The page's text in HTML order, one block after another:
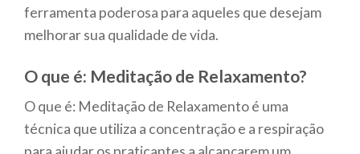
ferramenta poderosa para aqueles que desejam
melhorar sua qualidade de vida.
O que é: Meditação de Relaxamento?
O que é: Meditação de Relaxamento é uma
técnica que utiliza a concentração e a respiração